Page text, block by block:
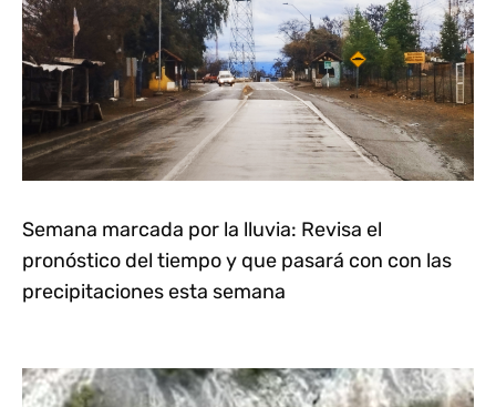
Semana marcada por la lluvia: Revisa el
pronóstico del tiempo y que pasará con con las
precipitaciones esta semana